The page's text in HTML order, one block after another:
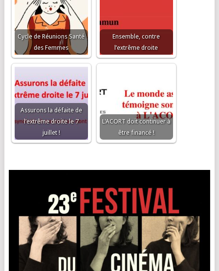
Cycle de Réunions Santé
des Femmes
Ensemble, contre
l’extrême droite
Assurons la défaite de
l’extrême droite le 7
juillet !
L'ACORT doit continuer à
être financé !